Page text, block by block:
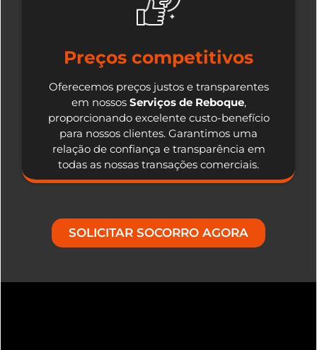
Preços competitivos
Oferecemos preços justos e transparentes
em nossos Serviços de Reboque,
proporcionando excelente custo-benefício
para nossos clientes. Garantimos uma
relação de confiança e transparência em
todas as nossas transações comerciais.
SOLICITAR SOCORRO AGORA